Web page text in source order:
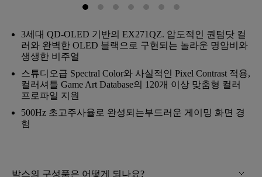
3세대 QD-OLED 기반의 EX271QZ. 압도적인 퀀텀닷 컬
러와 완벽한 OLED 블랙으로 구현되는 놀라운 명암비와
생생한 비주얼
스튜디오급 Spectral Color와 사실적인 Pixel Contrast 적용,
컬러셔틀 Game Art Database의 120개 이상 맞춤형 컬러
프로파일 지원
500Hz 초고주사율로 완성되는부드러운 게이밍 화면 경
험
박스의 구성품은 어떻게 되나요?